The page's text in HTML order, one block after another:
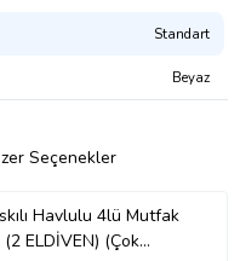
Standart
Beyaz
Seçenekler
Havlulu 4lü Mutfak
ELDİVEN) (Çok